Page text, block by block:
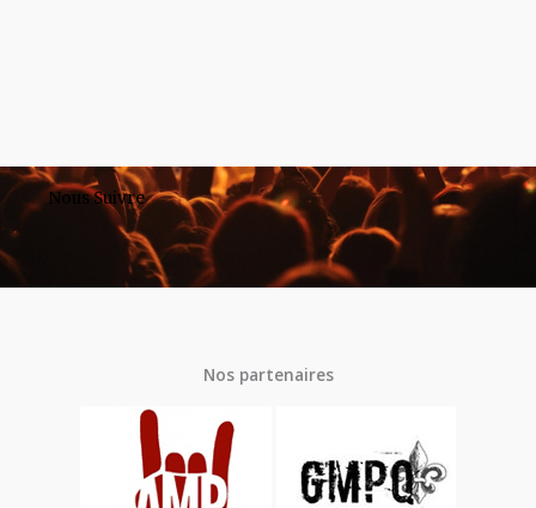
Nous Suivre
Nos partenaires